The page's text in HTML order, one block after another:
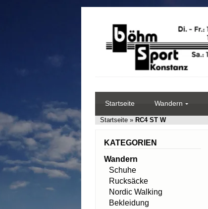
Startseite Wandern
Startseite » RC4 ST W
KATEGORIEN
Wandern
Schuhe
Rucksäcke
Nordic Walking
Bekleidung